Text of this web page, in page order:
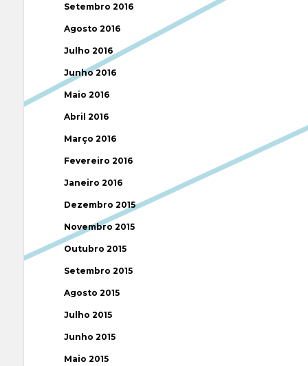
Setembro 2016
Agosto 2016
Julho 2016
Junho 2016
Maio 2016
Abril 2016
Março 2016
Fevereiro 2016
Janeiro 2016
Dezembro 2015
Novembro 2015
Outubro 2015
Setembro 2015
Agosto 2015
Julho 2015
Junho 2015
Maio 2015